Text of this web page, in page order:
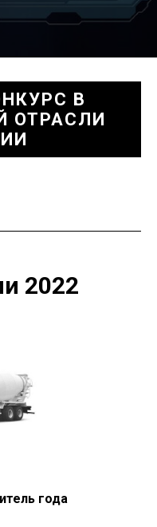
В
ОТРАСЛИ
2022
года